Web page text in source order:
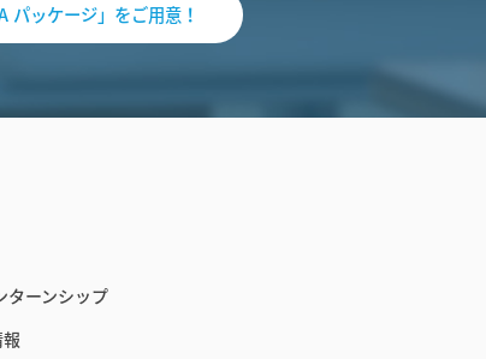
パッケージ」をご用意！
ターンシップ